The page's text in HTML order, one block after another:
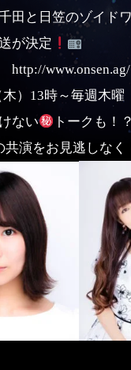
田と日笠のゾイド
が決定
http://www.onsen.ag/
）13時～毎週木曜
ない
トークも！？
演をお見逃しなく